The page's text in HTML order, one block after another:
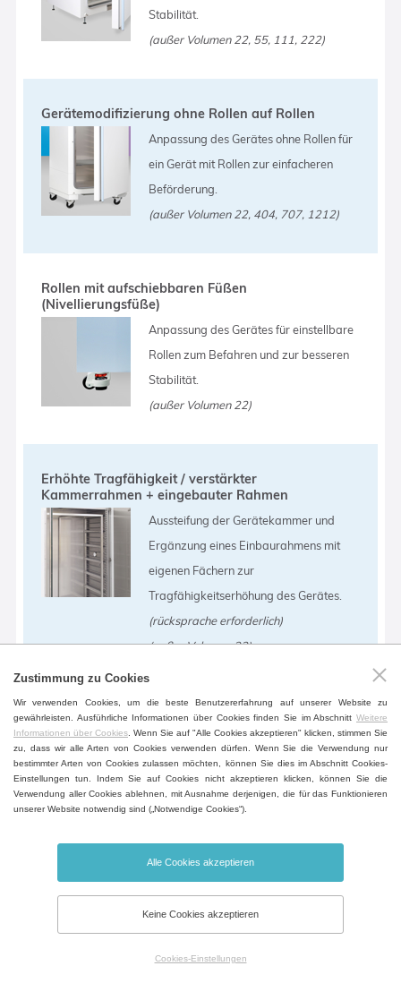
Stabilität.
(außer Volumen 22, 55, 111, 222)
Gerätemodifizierung ohne Rollen auf Rollen
Anpassung des Gerätes ohne Rollen für
ein Gerät mit Rollen zur einfacheren
Beförderung.
(außer Volumen 22, 404, 707, 1212)
Rollen mit aufschiebbaren Füßen
(Nivellierungsfüße)
Anpassung des Gerätes für einstellbare
Rollen zum Befahren und zur besseren
Stabilität.
(außer Volumen 22)
Erhöhte Tragfähigkeit / verstärkter
Kammerrahmen + eingebauter Rahmen
Aussteifung der Gerätekammer und
Ergänzung eines Einbaurahmens mit
eigenen Fächern zur
Tragfähigkeitserhöhung des Gerätes.
(rücksprache erforderlich)
(außer Volumen 22)
Erhöhte Rehaltragfähigkeit
Spezielle ausgesteifte Blechfächer.
(außer Volumen 22)
Erhöhte Kammerboden-Tragfähigkeit
Aussteifung des Kammerbodens zur
Kammerseitenwände.
Zustimmung zu Cookies
Wir verwenden Cookies, um die beste Benutzererfahrung auf unserer Website zu
gewährleisten. Ausführliche Informationen über Cookies finden Sie im Abschnitt Weitere
Informationen über Cookies . Wenn Sie auf "Alle Cookies akzeptieren" klicken, stimmen Sie
zu, dass wir alle Arten von Cookies verwenden dürfen. Wenn Sie die Verwendung nur
bestimmter Arten von Cookies zulassen möchten, können Sie dies im Abschnitt Cookies-
Einstellungen tun. Indem Sie auf Cookies nicht akzeptieren klicken, können Sie die
Verwendung aller Cookies ablehnen, mit Ausnahme derjenigen, die für das Funktionieren
unserer Website notwendig sind („Notwendige Cookies“).
Alle Cookies akzeptieren
Keine Cookies akzeptieren
Cookies-Einstellungen